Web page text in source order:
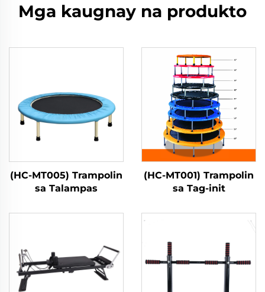
Mga kaugnay na produkto
(HC-MT005) Trampolin
sa Talampas
(HC-MT001) Trampolin
sa Tag-init